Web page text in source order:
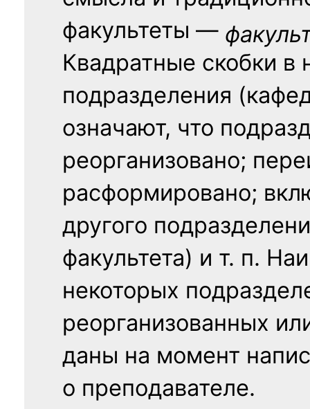
факультеты —
Квадратные скобки в
подразделения
означают, что
реорганизовано;
расформировано;
другого
факультета) и т. п.
некоторых
реорганизованных
даны на момент
о преподавателе.